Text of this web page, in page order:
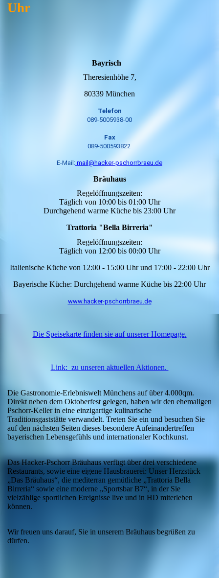
Uhr
Bayrisch
Theresienhöhe 7,
80339 München
Telefon
089-5005938-00
Fax
089-500593822
E-Mail: mail@hacker-pschorrbraeu.de
Bräuhaus
Regelöffnungszeiten:
Täglich von 10:00 bis 01:00 Uhr
Durchgehend warme Küche bis 23:00 Uhr
Trattoria "Bella Birreria"
Regelöffnungszeiten:
Täglich von 12:00 bis 00:00 Uhr
Italienische Küche von 12:00 - 15:00 Uhr und 17:00 - 22:00 Uhr
Bayerische Küche: Durchgehend warme Küche bis 22:00 Uhr
www.hacker-pschorrbraeu.de
Die Speisekarte finden sie auf unserer Homepage.
Link: zu unseren aktuellen Aktionen.
Die Gastronomie-Erlebniswelt Münchens auf über 4.000qm.
Direkt neben dem Oktoberfest gelegen, haben wir den ehemaligen
Pschorr-Keller in eine einzigartige kulinarische
Traditionsgaststätte verwandelt. Treten Sie ein und besuchen Sie
auf den nächsten Seiten dieses besondere Aufeinandertreffen
bayerischen Lebensgefühls und internationaler Kochkunst.
Das Hacker-Pschorr Bräuhaus verfügt über drei verschiedene
Restaurants, sowie eine eigene Hausbrauerei: Unser Herzstück
„Das Bräuhaus“, die mediterran gemütliche „Trattoria Bella
Birreria“ sowie eine moderne „Sportsbar B7“, in der Sie
vielzählige sportlichen Ereignisse live und in HD miterleben
können.
Wir freuen uns darauf, Sie in unserem Bräuhaus begrüßen zu
dürfen.